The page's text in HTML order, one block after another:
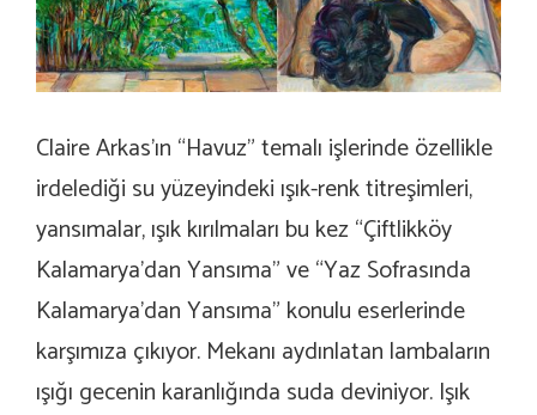
Claire Arkas’ın “Havuz” temalı işlerinde özellikle
irdelediği su yüzeyindeki ışık-renk titreşimleri,
yansımalar, ışık kırılmaları bu kez “Çiftlikköy
Kalamarya’dan Yansıma” ve “Yaz Sofrasında
Kalamarya’dan Yansıma” konulu eserlerinde
karşımıza çıkıyor. Mekanı aydınlatan lambaların
ışığı gecenin karanlığında suda deviniyor. Işık